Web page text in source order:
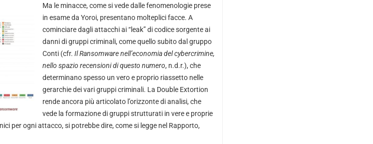
Ma le minacce, come si vede dalle fenomenologie prese
in esame da Yoroi, presentano molteplici facce. A
cominciare dagli attacchi ai “leak” di codice sorgente ai
danni di gruppi criminali, come quello subito dal gruppo
Conti (cfr. Il Ransomware nell’economia del cybercrimine,
nello spazio recensioni di questo numero, n.d.r.), che
determinano spesso un vero e proprio riassetto nelle
gerarchie dei vari gruppi criminali. La Double Extortion
rende ancora più articolato l’orizzonte di analisi, che
vede la formazione di gruppi strutturati in vere e proprie
per ogni attacco, si potrebbe dire, come si legge nel Rapporto,